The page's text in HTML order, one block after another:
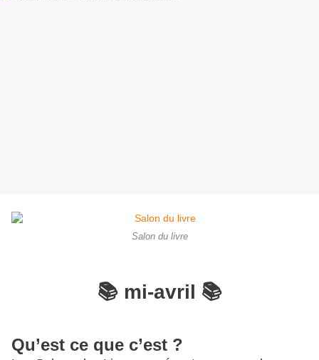
Salon du livre
📚 mi-avril 📚
Qu’est ce que c’est ?